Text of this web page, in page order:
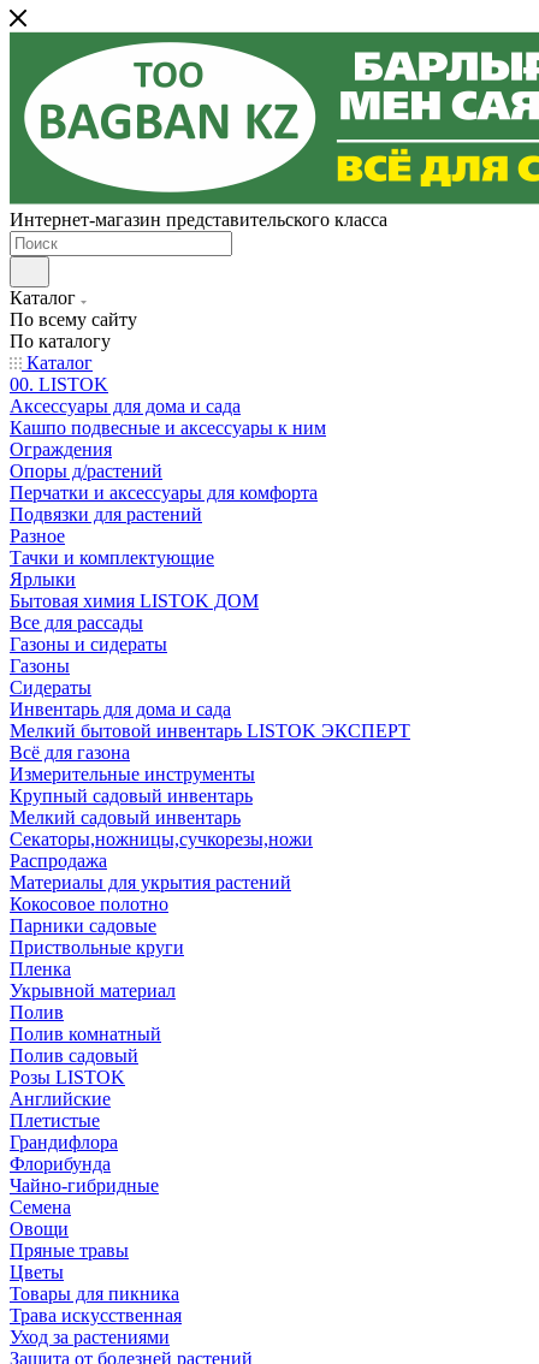
Интернет-магазин представительского класса
Каталог
По всему сайту
По каталогу
Каталог
00. LISTOK
Аксессуары для дома и сада
Кашпо подвесные и аксессуары к ним
Ограждения
Опоры д/растений
Перчатки и аксессуары для комфорта
Подвязки для растений
Разное
Тачки и комплектующие
Ярлыки
Бытовая химия LISTOK ДОМ
Все для рассады
Газоны и сидераты
Газоны
Сидераты
Инвентарь для дома и сада
Мелкий бытовой инвентарь LISTOK ЭКСПЕРТ
Всё для газона
Измерительные инструменты
Крупный садовый инвентарь
Мелкий садовый инвентарь
Секаторы,ножницы,сучкорезы,ножи
Распродажа
Материалы для укрытия растений
Кокосовое полотно
Парники садовые
Приствольные круги
Пленка
Укрывной материал
Полив
Полив комнатный
Полив садовый
Розы LISTOK
Английские
Плетистые
Грандифлора
Флорибунда
Чайно-гибридные
Семена
Овощи
Пряные травы
Цветы
Товары для пикника
Трава искусственная
Уход за растениями
Защита от болезней растений